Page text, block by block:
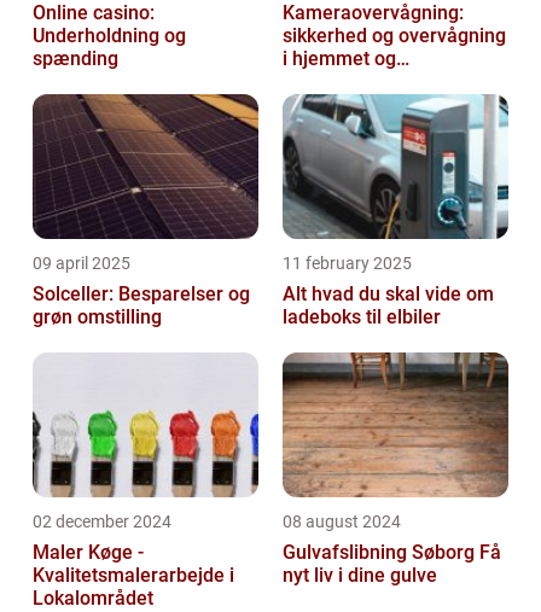
Online casino:
Underholdning og
spænding
Kameraovervågning:
sikkerhed og overvågning
i hjemmet og
09 april 2025
Solceller: Besparelser og
grøn omstilling
11 february 2025
Alt hvad du skal vide om
ladeboks til elbiler
02 december 2024
Maler Køge -
Kvalitetsmalerarbejde i
Lokalområdet
08 august 2024
Gulvafslibning Søborg Få
nyt liv i dine gulve